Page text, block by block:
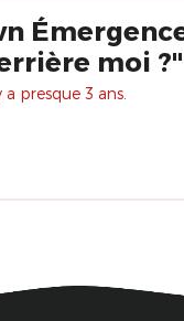
moi ?"
presque 3 ans.